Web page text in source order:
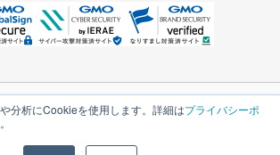
分析にCookieを使用します。詳細はプライバシーポ